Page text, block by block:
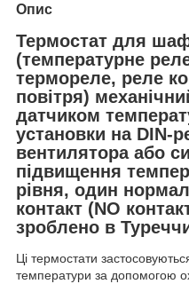
Опис
Термостат для
(температурне
термореле, реле
повітря)
датчиком
установки на DIN-
вентилятора або
підвищення
рівня, один
контакт (NO
зроблено в
Ці термостати
температури за допомогою